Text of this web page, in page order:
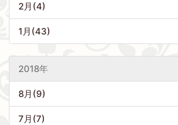
2月(4)
1月(43)
2018年
8月(9)
7月(7)